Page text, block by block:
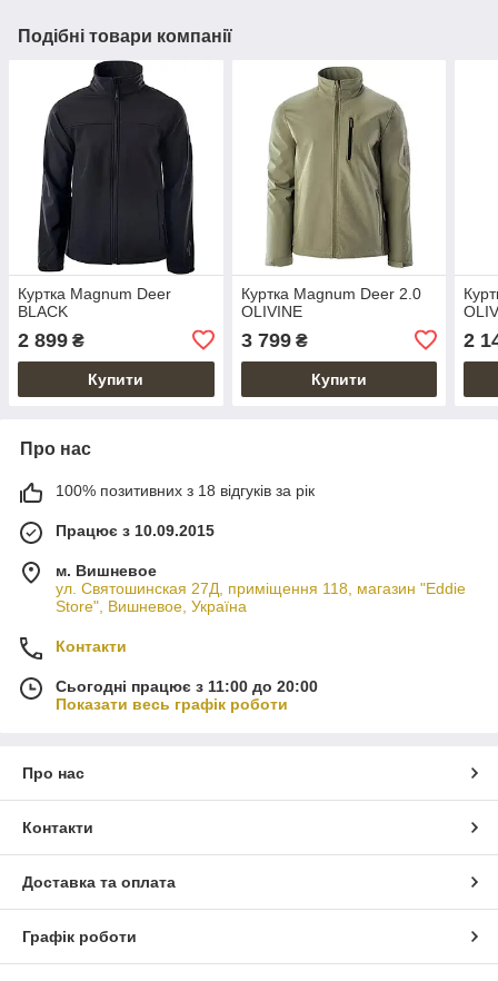
Подібні товари компанії
Куртка Magnum Deer
BLACK
2 899 ₴
Купити
Куртка Magnum Deer 2.0
OLIVINE
3 799₴
Купити
2
Про нас
100% позитивних з 18 відгуків за рік
Працює з 10.09.2015
м. Вишневое
ул. Святошинская 27Д, приміщення 118, магазин "Eddie
Store", Вишневое, Україна
Контакти
Сьогодні працює з 11:00 до 20:00
Показати весь графік роботи
Про нас
Контакти
Доставка та оплата
Графік роботи